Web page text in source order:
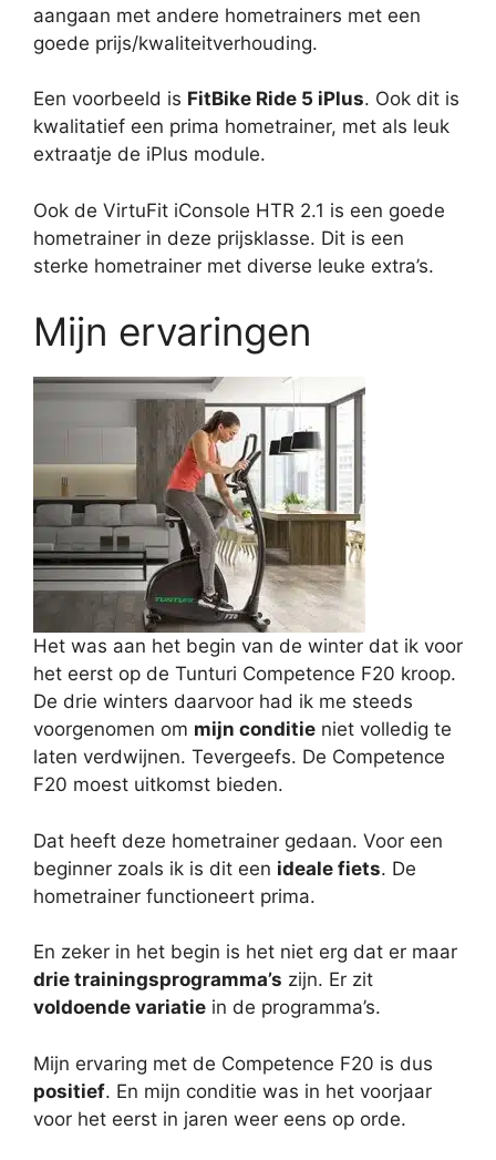
aangaan met andere hometrainers met een
goede prijs/kwaliteitverhouding.
Een voorbeeld is FitBike Ride 5 iPlus. Ook dit is
kwalitatief een prima hometrainer, met als leuk
extraatje de iPlus module.
Ook de VirtuFit iConsole HTR 2.1 is een goede
hometrainer in deze prijsklasse. Dit is een
sterke hometrainer met diverse leuke extra’s.
Mijn ervaringen
Het was aan het begin van de winter dat ik voor
het eerst op de Tunturi Competence F20 kroop.
De drie winters daarvoor had ik me steeds
voorgenomen om mijn conditie niet volledig te
laten verdwijnen. Tevergeefs. De Competence
F20 moest uitkomst bieden.
Dat heeft deze hometrainer gedaan. Voor een
beginner zoals ik is dit een ideale fiets. De
hometrainer functioneert prima.
En zeker in het begin is het niet erg dat er maar
drie trainingsprogramma’s zijn. Er zit
voldoende variatie in de programma’s.
Mijn ervaring met de Competence F20 is dus
positief. En mijn conditie was in het voorjaar
voor het eerst in jaren weer eens op orde.